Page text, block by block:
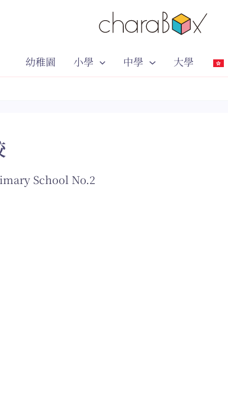
幼稚園 小學 中學 大學
School No.2